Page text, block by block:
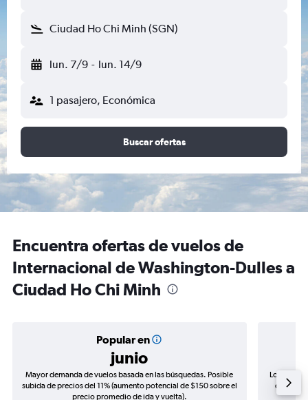
Ciudad Ho Chi Minh (SGN)
lun. 7/9 - lun. 14/9
1 pasajero, Económica
Buscar ofertas
Encuentra ofertas de vuelos de
Internacional de Washington-Dulles a
Ciudad Ho Chi Minh
Popular en
junio
Mayor demanda de vuelos basada en las búsquedas. Posible
subida de precios del 11% (aumento potencial de $150 sobre el
precio promedio de ida y vuelta).
Los
de